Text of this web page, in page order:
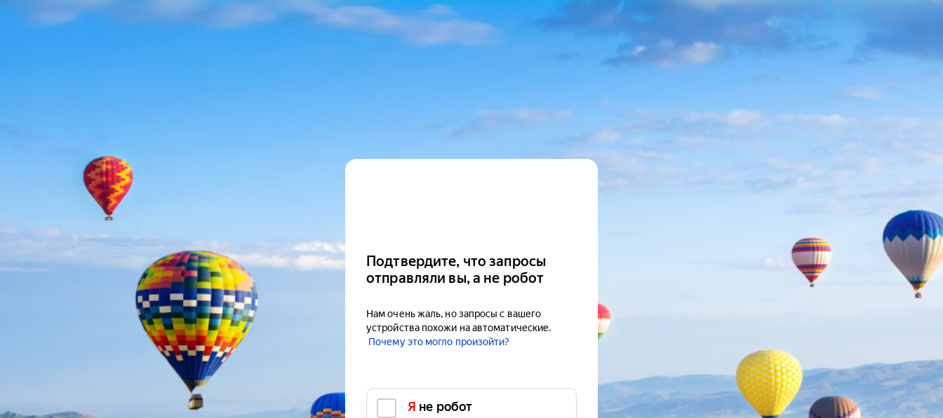
Подтвердите, что запросы
отправляли вы, а не робот
Нам очень жаль, но запросы с вашего
устройства похожи на автоматические.
Почему это могло произойти?
Я не робот